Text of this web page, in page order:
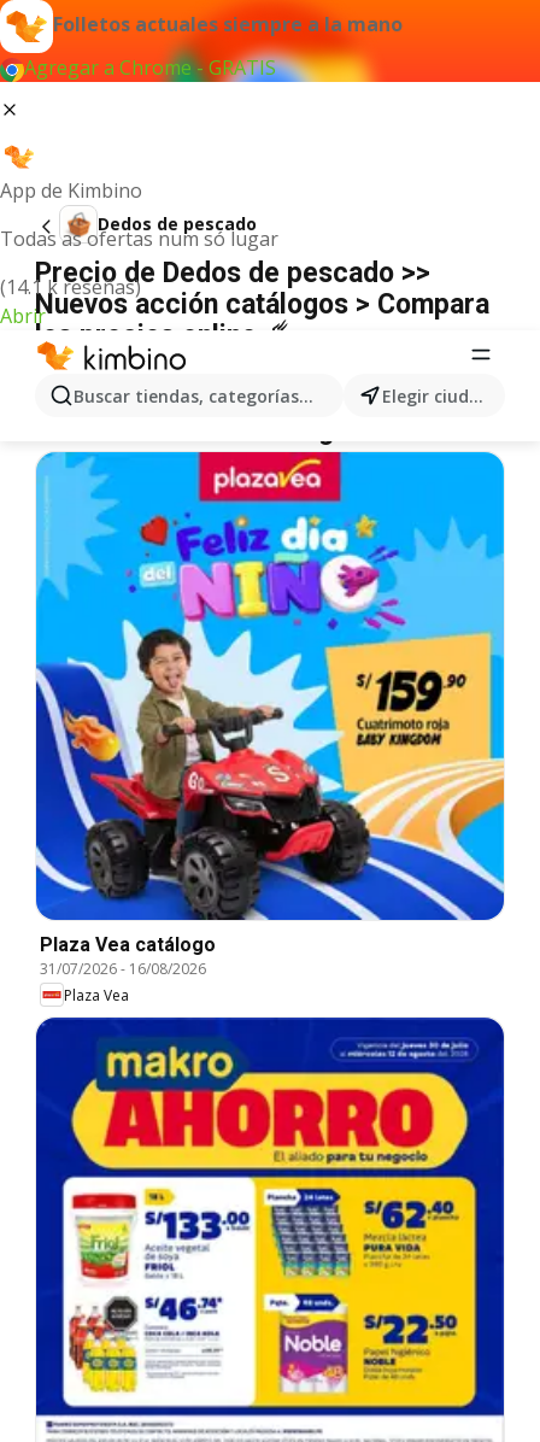
Folletos actuales siempre a la mano
Agregar a Chrome - GRATIS
App de Kimbino
Todas as ofertas num só lugar
(14.1 k reseñas)
Abrir
Buscar tiendas, categorías, productos... Elegir ciudad
Dedos de pescado
Precio de Dedos de pescado >>
Nuevos acción catálogos > Compara
los precios online ☄️
No hemos encontrado resultados para este
término.
Plaza Vea catálogo
31/07/2026- 16/08/2026
Plaza Vea